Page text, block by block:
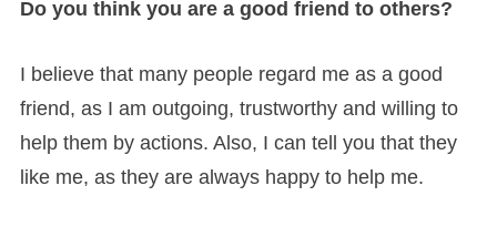
Do you think you are a good friend to others?
I believe that many people regard me as a good
friend, as I am outgoing, trustworthy and willing to
help them by actions. Also, I can tell you that they
like me, as they are always happy to help me.